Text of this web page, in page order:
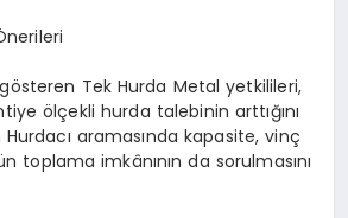
Tek Hurda Metal yetkilileri,
ölçekli hurda talebinin arttığını
Hurdacı aramasında kapasite, vinç
toplama imkânının da sorulmasını